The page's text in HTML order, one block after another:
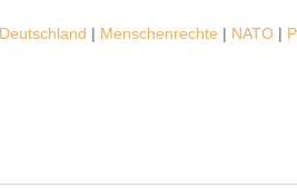
Deutschland | Menschenrechte | NATO|